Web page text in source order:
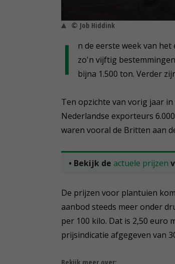
© Job Hiddink
I
n de eerste week van
zo'n vijftig
bijna 1.500 ton. Verder
Ten opzichte van vorig jaar
Nederlandse exporteurs
waren vooral de Britten aan
• Bekijk de actuele prijzen
De prijzen voor plantuien
aanbod steeds meer onder
per 100 kilo. Dat is 2,50 euro
prijsindicatie afgegeven van
Bekijk meer over: